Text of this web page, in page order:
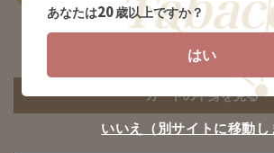
該当する商品がありません
カートの中身を見る
あなたは20歳以上ですか？
はい
いいえ（別サイトに移動し